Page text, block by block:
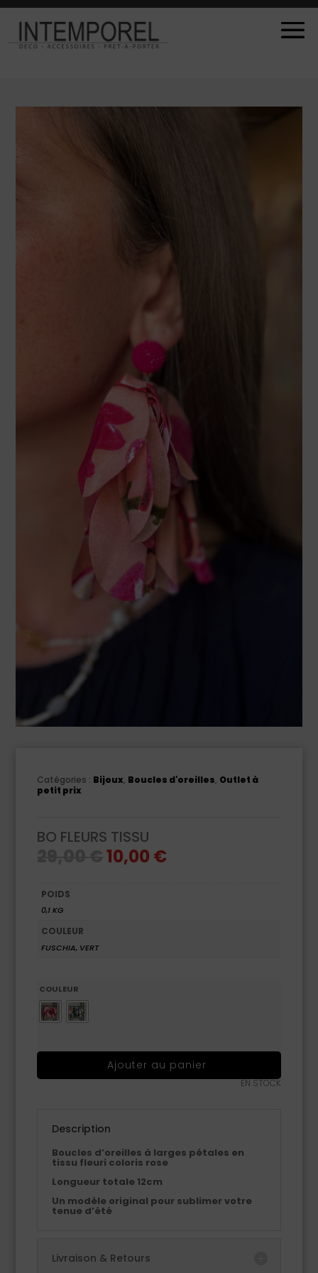
Catégories : Bijoux, Boucles d'oreilles, Outlet à
petit prix
BO FLEURS TISSU
Le
prix
10,00 €Le
prix
POIDS
0,1 KG
COULEUR
FUSCHIA, VERT
COULEUR
Ajouter au panier
EN STOCK
Description
Boucles d’oreilles à larges pétales en
tissu fleuri coloris rose
Longueur totale 12cm
Un modèle original pour sublimer votre
tenue d’été
Livraison & Retours